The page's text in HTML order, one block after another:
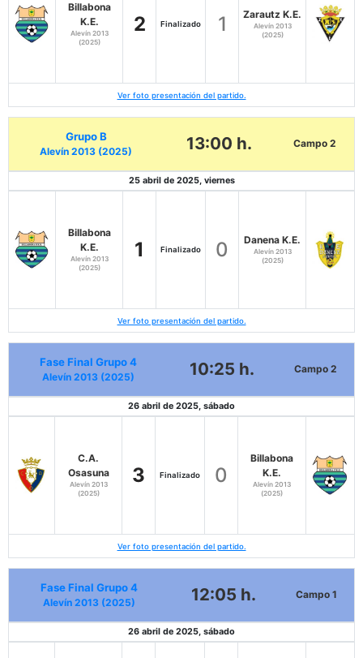
Billabona
K.E.
Alevín 2013
(2025)
2 Finalizado 1 Zarautz K.E.
Alevín 2013
(2025)
Ver foto presentación del partido.
Grupo B
Alevín 2013 (2025) 13:00 h. Campo 2
25 abril de 2025, viernes
Billabona
K.E.
Alevín 2013
(2025)
1 Finalizado 0 Danena K.E.
Alevín 2013
(2025)
Ver foto presentación del partido.
Fase Final Grupo 4
Alevín 2013 (2025) 10:25 h. Campo 2
26 abril de 2025, sábado
C.A.
Osasuna
Alevín 2013
(2025)
3 Finalizado 0
Billabona
K.E.
Alevín 2013
(2025)
Ver foto presentación del partido.
Fase Final Grupo 4
Alevín 2013 (2025) 12:05 h. Campo 1
26 abril de 2025, sábado